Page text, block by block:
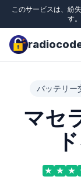
このサービスは、紛
す
バッテリー
マセ